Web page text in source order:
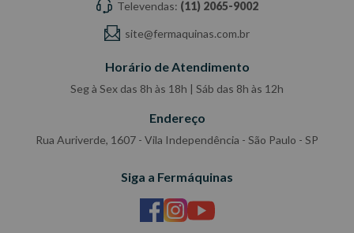
Ponta: Magnetizada
Quantidade de peças:
Referência 7029 BRASFORT
Televendas: (11) 2065-9002
site@fermaquinas.com.br
Horário de Atendimento
Seg à Sex das 8h às 18h | Sáb das 8h às 12h
Endereço
Rua Auriverde, 1607 - Vila Independência - São Paulo - SP
Siga a Fermáquinas